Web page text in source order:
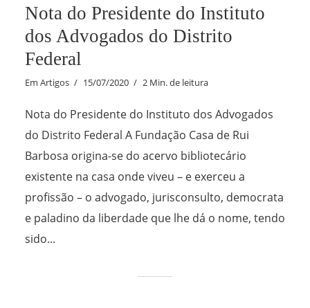
Nota do Presidente do Instituto
dos Advogados do Distrito
Federal
Em Artigos 15/07/2020 2 Min. de leitura
Nota do Presidente do Instituto dos Advogados
do Distrito Federal A Fundação Casa de Rui
Barbosa origina-se do acervo bibliotecário
existente na casa onde viveu – e exerceu a
profissão – o advogado, jurisconsulto, democrata
e paladino da liberdade que lhe dá o nome, tendo
sido...